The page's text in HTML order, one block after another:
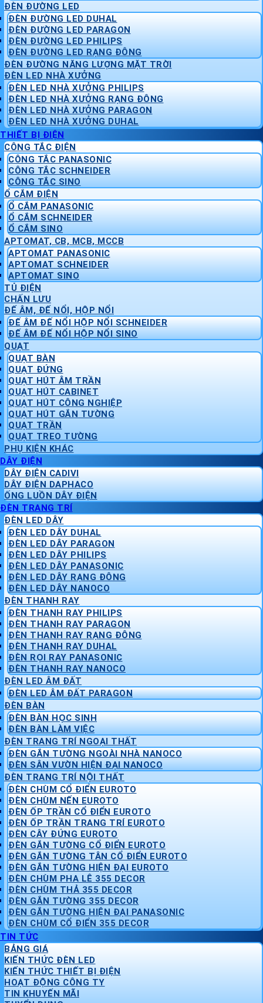
ĐÈN ĐƯỜNG LED
ĐÈN ĐƯỜNG LED DUHAL
ĐÈN ĐƯỜNG LED PARAGON
ĐÈN ĐƯỜNG LED PHILIPS
ĐÈN ĐƯỜNG LED RẠNG ĐÔNG
ĐÈN ĐƯỜNG NĂNG LƯỢNG MẶT TRỜI
ĐÈN LED NHÀ XƯỞNG
ĐÈN LED NHÀ XƯỞNG PHILIPS
ĐÈN LED NHÀ XƯỞNG RẠNG ĐÔNG
ĐÈN LED NHÀ XƯỞNG PARAGON
ĐÈN LED NHÀ XƯỞNG DUHAL
THIẾT BỊ ĐIỆN
CÔNG TẮC ĐIỆN
CÔNG TẮC PANASONIC
CÔNG TẮC SCHNEIDER
CÔNG TẮC SINO
Ổ CẮM ĐIỆN
Ổ CẮM PANASONIC
Ổ CẮM SCHNEIDER
Ổ CẮM SINO
APTOMAT, CB, MCB, MCCB
APTOMAT PANASONIC
APTOMAT SCHNEIDER
APTOMAT SINO
TỦ ĐIỆN
CHẤN LƯU
ĐẾ ÂM, ĐẾ NỔI, HỘP NỔI
ĐẾ ÂM ĐẾ NỔI HỘP NỔI SCHNEIDER
ĐẾ ÂM ĐẾ NỔI HỘP NỔI SINO
QUẠT
QUẠT BÀN
QUẠT ĐỨNG
QUẠT HÚT ÂM TRẦN
QUẠT HÚT CABINET
QUẠT HÚT CÔNG NGHIỆP
QUẠT HÚT GẮN TƯỜNG
QUẠT TRẦN
QUẠT TREO TƯỜNG
PHỤ KIỆN KHÁC
DÂY ĐIỆN
DÂY ĐIỆN CADIVI
DÂY ĐIỆN DAPHACO
ỐNG LUỒN DÂY ĐIỆN
ĐÈN TRANG TRÍ
ĐÈN LED DÂY
ĐÈN LED DÂY DUHAL
ĐÈN LED DÂY PARAGON
ĐÈN LED DÂY PHILIPS
ĐÈN LED DÂY PANASONIC
ĐÈN LED DÂY RẠNG ĐÔNG
ĐÈN LED DÂY NANOCO
ĐÈN THANH RAY
ĐÈN THANH RAY PHILIPS
ĐÈN THANH RAY PARAGON
ĐÈN THANH RAY RẠNG ĐÔNG
ĐÈN THANH RAY DUHAL
ĐÈN RỌI RAY PANASONIC
ĐÈN THANH RAY NANOCO
ĐÈN LED ÂM ĐẤT
ĐÈN LED ÂM ĐẤT PARAGON
ĐÈN BÀN
ĐÈN BÀN HỌC SINH
ĐÈN BÀN LÀM VIỆC
ĐÈN TRANG TRÍ NGOẠI THẤT
ĐÈN GẮN TƯỜNG NGOÀI NHÀ NANOCO
ĐÈN SÂN VƯỜN HIỆN ĐẠI NANOCO
ĐÈN TRANG TRÍ NỘI THẤT
ĐÈN CHÙM CỔ ĐIỂN EUROTO
ĐÈN CHÙM NẾN EUROTO
ĐÈN ỐP TRẦN CỔ ĐIỂN EUROTO
ĐÈN ỐP TRẦN TRANG TRÍ EUROTO
ĐÈN CÂY ĐỨNG EUROTO
ĐÈN GẮN TƯỜNG CỔ ĐIỂN EUROTO
ĐÈN GẮN TƯỜNG TÂN CỔ ĐIỂN EUROTO
ĐÈN GẮN TƯỜNG HIỆN ĐẠI EUROTO
ĐÈN CHÙM PHA LÊ 355 DECOR
ĐÈN CHÙM THẢ 355 DECOR
ĐÈN GẮN TƯỜNG 355 DECOR
ĐÈN GẮN TƯỜNG HIỆN ĐẠI PANASONIC
ĐÈN CHÙM CỔ ĐIỂN 355 DECOR
TIN TỨC
BẢNG GIÁ
KIẾN THỨC ĐÈN LED
KIẾN THỨC THIẾT BỊ ĐIỆN
HOẠT ĐỘNG CÔNG TY
TIN KHUYẾN MÃI